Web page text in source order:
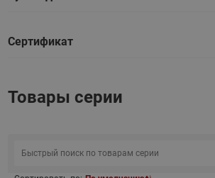
Сертификат
Товары серии